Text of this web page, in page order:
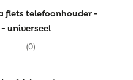
fiets telefoonhouder -
universeel
(0)